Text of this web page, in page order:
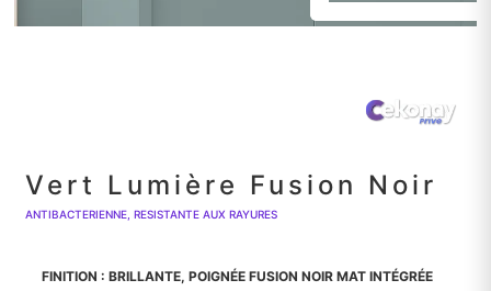
Vert Lumière Fusion Noir
ANTIBACTERIENNE, RESISTANTE AUX RAYURES
FINITION : BRILLANTE, POIGNÉE FUSION NOIR MAT INTÉGRÉE